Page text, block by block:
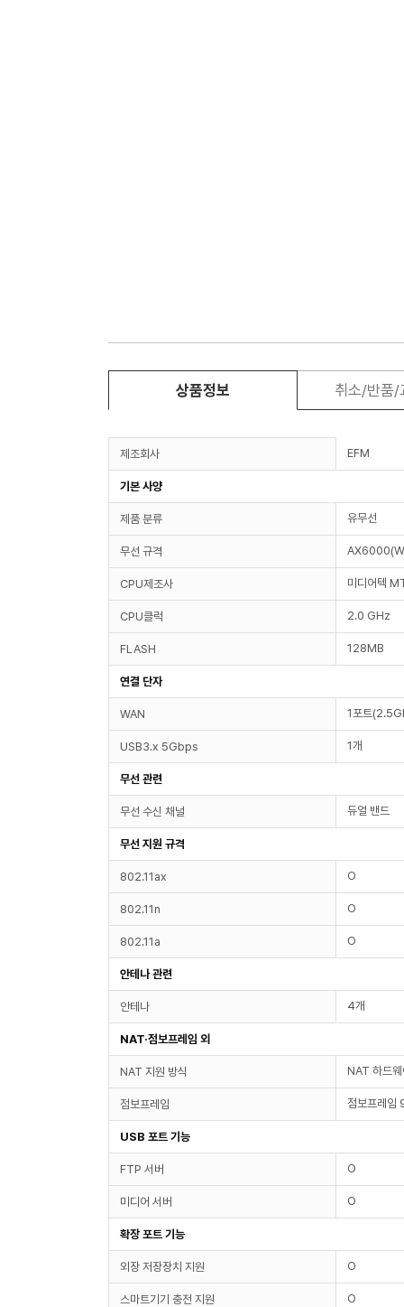
상품정보 취소/반품/
제조회사 EFM
기본 사양
제품 분류 유무선
무선 규격
CPU제조사 미디어텍
CPU클럭 2.0 GHz
FLASH 128MB
연결 단자
WAN 1포트
USB3.x 5Gbps 1개
무선 관련
무선 수신 채널 듀얼 밴드
무선 지원 규격
802.11ax O
802.11n O
802.11a O
안테나 관련
안테나 4개
NAT·점보프레임 외
NAT 지원 방식 NAT 하드웨
점보프레임 점보프레임
USB 포트 기능
FTP 서버 O
미디어 서버 O
확장 포트 기능
외장 저장장치 지원 O
스마트기기 충전 지원 O